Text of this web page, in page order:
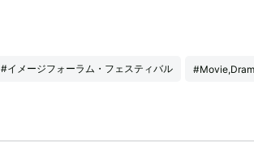
#イメージフォーラム・フェスティバル